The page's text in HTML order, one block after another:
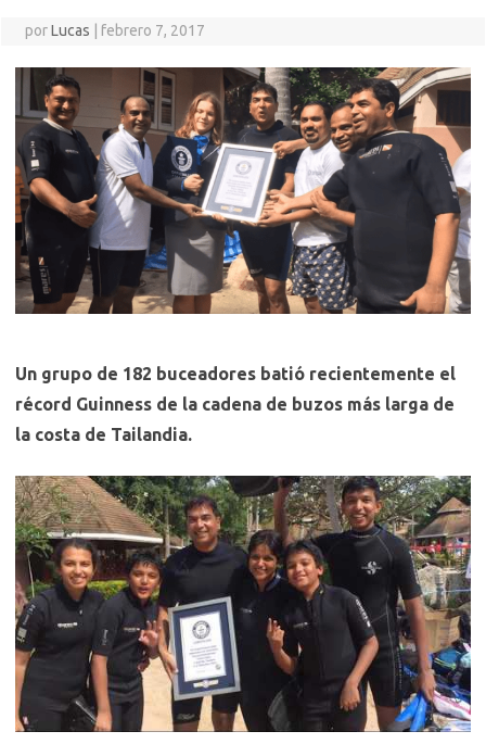
porLucas febrero 7, 2017
Un grupo de 182 buceadores batió recientemente el
récord Guinness de la cadena de buzos más larga de
la costa de Tailandia.